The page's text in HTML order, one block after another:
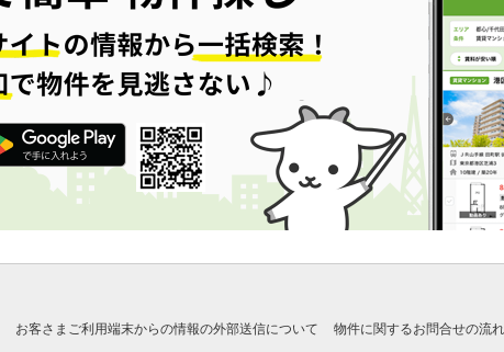
お客さまご利用端末からの情報の外部送信について 物件に関するお問合せの流れ